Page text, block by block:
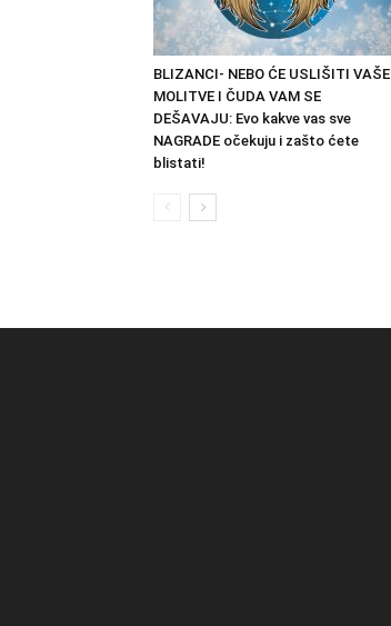
BLIZANCI- NEBO ĆE USLIŠITI VAŠE
MOLITVE I ČUDA VAM SE
DEŠAVAJU: Evo kakve vas sve
NAGRADE očekuju i zašto ćete
blistati!